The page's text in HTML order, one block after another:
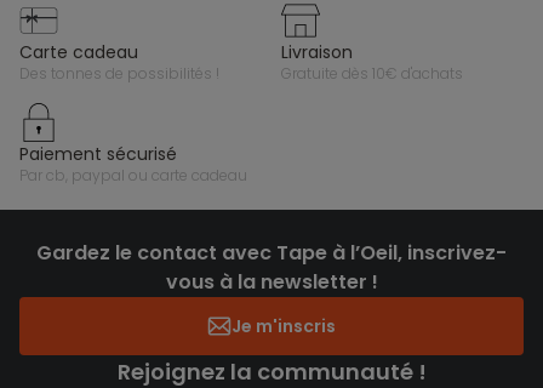
carte cadeau
des tonnes de possibilités !
livraison
gratuite dès 10€ d'achats
paiement sécurisé
par cb, paypal ou carte cadeau
Gardez le contact avec Tape à l’Oeil, inscrivez-
vous à la newsletter !
Je m'inscris
Rejoignez la communauté !